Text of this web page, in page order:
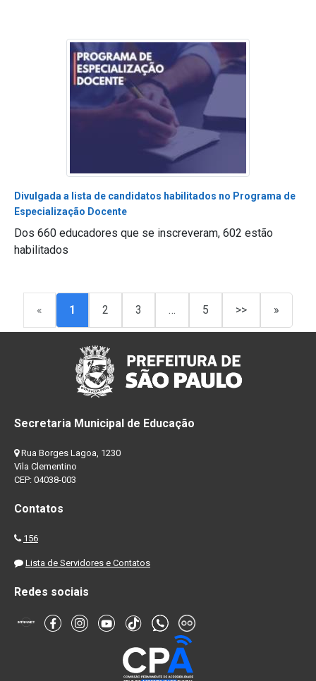
Divulgada a lista de candidatos habilitados no Programa de
Especialização Docente
Dos 660 educadores que se inscreveram, 602 estão
habilitados
« 1 2 3 … 5 >> »
Secretaria Municipal de Educação
Rua Borges Lagoa, 1230
Vila Clementino
CEP: 04038-003
Contatos
156
Lista de Servidores e Contatos
Redes sociais